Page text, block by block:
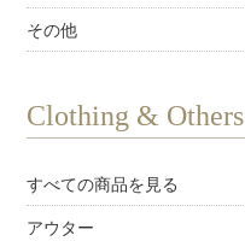
その他
Clothing & Others
すべての商品を見る
アウター